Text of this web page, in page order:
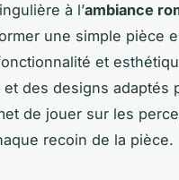
à l’ambiance
une simple pièce
et
des designs adaptés
de jouer sur les
recoin de la pièce.